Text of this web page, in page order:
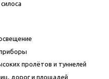
пролётов и туннелей
дорог и площадей